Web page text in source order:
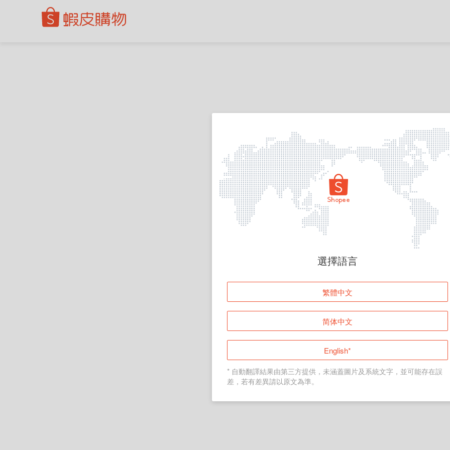
頁面無法顯示
登入
返回首頁
選擇語言
繁體中文
简体中文
English*
* 自動翻譯結果由第三方提供，未涵蓋圖片及系統文字，並可能存在誤
差，若有差異請以原文為準。